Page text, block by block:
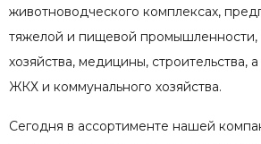
животноводческого комплексах,
тяжелой и пищевой промышленности,
хозяйства, медицины, строительства,
ЖКХ и коммунального хозяйства.
Сегодня в ассортименте нашей